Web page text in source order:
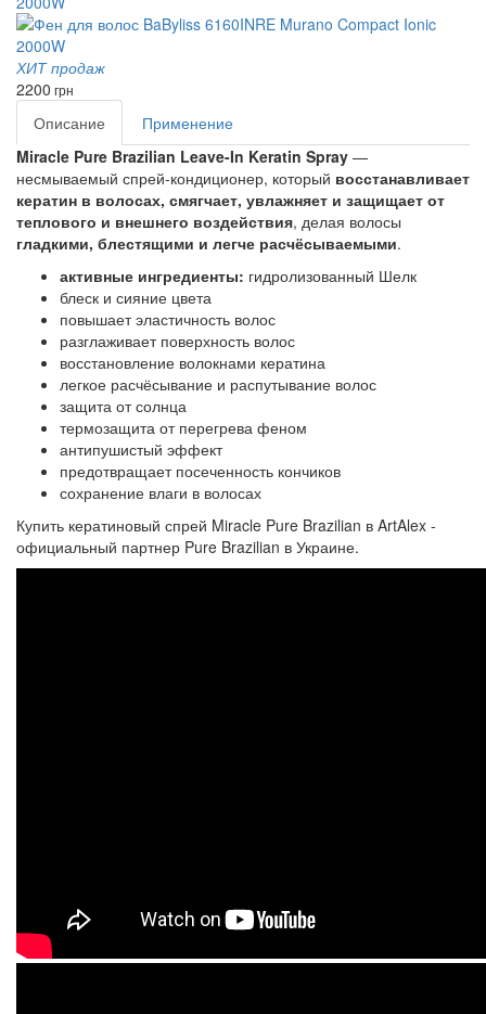
ХИТ продаж
2200 грн
Описание
Применение
Miracle Pure Brazilian Leave-In Keratin Spray —
несмываемый спрей-кондиционер, который восстанавливает
кератин в волосах, смягчает, увлажняет и защищает от
теплового и внешнего воздействия, делая волосы
гладкими, блестящими и легче расчёсываемыми.
активные ингредиенты: гидролизованный Шелк
блеск и сияние цвета
повышает эластичность волос
разглаживает поверхность волос
восстановление волокнами кератина
легкое расчёсывание и распутывание волос
защита от солнца
термозащита от перегрева феном
антипушистый эффект
предотвращает посеченность кончиков
сохранение влаги в волосах
Купить кератиновый спрей Miracle Pure Brazilian в ArtAlex -
официальный партнер Pure Brazilian в Украине.